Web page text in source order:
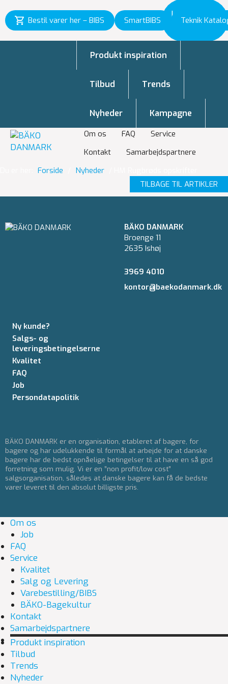
Bestil varer her – BIBS SmartBIBS Teknik
Inspiration
til vækst
Om os FAQ
Service
Kontakt
Samarbejdspartnere
Produkt inspiration
Tilbud Trends
Nyheder Kampagne
Forside Nyheder
TILBAGE TIL ARTIKLER
BÄKO DANMARK
Broenge 11
2635 Ishøj
3969 4010
kontor@baekodanmark.dk
Ny kunde?
Salgs- og
leveringsbetingelserne
Kvalitet
FAQ
Job
Persondatapolitik
BÄKO DANMARK er en organisation, etableret af bagere, for
bagere og har udelukkende til formål at arbejde for at danske
bagere har de bedst opnåelige betingelser til at have en så god
forretning som mulig. Vi er en ”non profit/low cost”
salgsorganisation, således at danske bagere kan få de bedste
varer leveret til den absolut billigste pris.
Om os
Job
FAQ
Service
Kvalitet
Salg og Levering
Varebestilling/BIBS
BÄKO-Bagekultur
Kontakt
Samarbejdspartnere
Produkt inspiration
Tilbud
Trends
Nyheder